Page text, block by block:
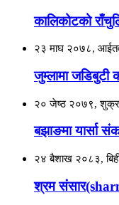
कालिकोटको
२३ माघ २०७८,
जुम्लामा जडिबुटी
२० जेष्ठ २०७९,
बझाङमा यार्सा
२४ बैशाख २०८३,
श्रम